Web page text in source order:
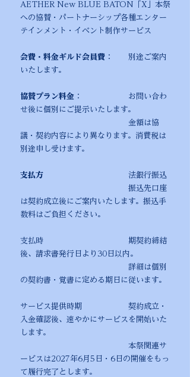
AETHER New BLUE BATON「X」本祭
への協賛・パートナーシップ各種エンター
テインメント・イベント制作サービス
会費・料金ギルド会員費 ： 別途ご案内
いたします。
協賛プラン料金 ： お問い合わ
せ後に個別にご提示いたします。
金額は協
議・契約内容により異なります。消費税は
別途申し受けます。
支払方 法銀行振込
振込先口座
は契約成立後にご案内いたします。振込手
数料はご負担ください。
支払時 期契約締結
後、請求書発行日より30日以内。
詳細は個別
の契約書・覚書に定める期日に従います。
サービス提供時期 契約成立・
入金確認後、速やかにサービスを開始いた
します。
本祭関連サ
ービスは2027年6月5日・6日の開催をもっ
て履行完了とします。